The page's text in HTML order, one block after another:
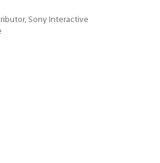
Sony Interactive